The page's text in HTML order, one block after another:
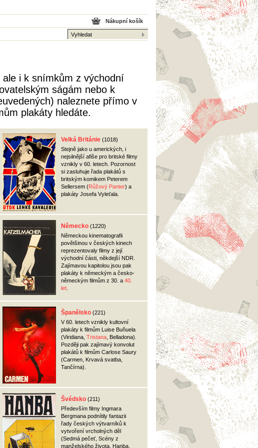
Nákupní košík
ale i k snímkům z východní
ságám nebo k
naleznete přímo v
plakáty hledáte.
Velká Británie (1018)
Stejně jako u amerických, i
nejsilnější afiše pro britské filmy
vznikly v 60. letech. Pozornost
si zasluhuje řada plakátů s
britským komikem Peterem
Sellersem (Růžový Panter) a
plakáty Josefa Vyleťala.
Německo (1220)
Německou kinematografii
povětšinou v českých kinech
reprezentovaly filmy z její
východní části, někdejší NDR
Zajímavou kapitolou jsou pak
plakáty k německým a česko-
německým filmům z 30. a 40.
let
Španělsko (221)
V 60. letech vznikly kultovní
plakáty k filmům Luise Buňuela
(Viridiana, Tristana , Belladona).
Později pak zajímavý konvolut
plakátů k filmům Carlose Saury
(Carmen, Krvavá svatba,
Tančírna).
Švédsko (211)
Především filmy Ingmara
Bergmana podnítily fantazii
řady českých výtvarníků k
vytvoření vrcholných děl
(Sedmá pečeť, Scény z
manželského života, Hanba,